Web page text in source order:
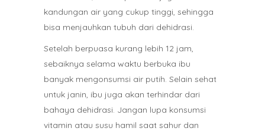
kandungan air yang cukup tinggi, sehingga
bisa menjauhkan tubuh dari dehidrasi.
Setelah berpuasa kurang lebih 12 jam,
sebaiknya selama waktu berbuka ibu
banyak mengonsumsi air putih. Selain sehat
untuk janin, ibu juga akan terhindar dari
bahaya dehidrasi. Jangan lupa konsumsi
vitamin atau susu hamil saat sahur dan